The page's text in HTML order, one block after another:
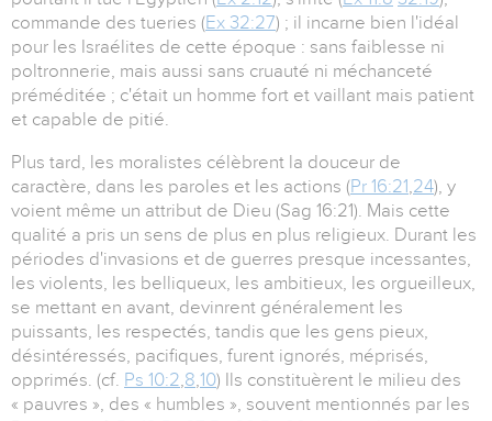
commande des tueries (Ex 32:27) ; il incarne bien l'idéal
pour les Israélites de cette époque : sans faiblesse ni
poltronnerie, mais aussi sans cruauté ni méchanceté
préméditée ; c'était un homme fort et vaillant mais patient
et capable de pitié.
Plus tard, les moralistes célèbrent la douceur de
caractère, dans les paroles et les actions (Pr 16:21,24), y
voient même un attribut de Dieu (Sag 16:21). Mais cette
qualité a pris un sens de plus en plus religieux. Durant les
périodes d'invasions et de guerres presque incessantes,
les violents, les belliqueux, les ambitieux, les orgueilleux,
se mettant en avant, devinrent généralement les
puissants, les respectés, tandis que les gens pieux,
désintéressés, pacifiques, furent ignorés, méprisés,
opprimés. (cf. Ps 10:2,8,10) Ils constituèrent le milieu des
« pauvres », des « humbles », souvent mentionnés par les